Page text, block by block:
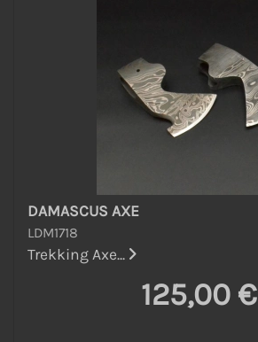
DAMASCUS AXE
LDM1718
Trekking Axe...
125,00 €